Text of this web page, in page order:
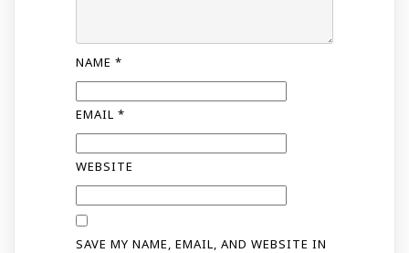
NAME *
EMAIL *
WEBSITE
SAVE MY NAME, EMAIL, AND WEBSITE IN